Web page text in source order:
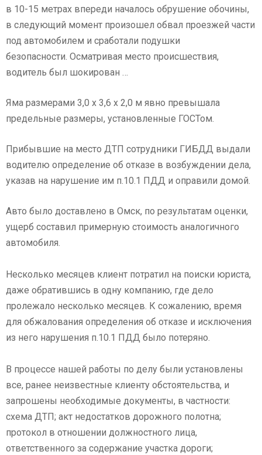
в 10-15 метрах впереди началось обрушение обочины,
в следующий момент произошел обвал проезжей части
под автомобилем и сработали подушки
безопасности. Осматривая место происшествия,
водитель был шокирован …
Яма размерами 3,0 х 3,6 х 2,0 м явно превышала
предельные размеры, установленные ГОСТом.
Прибывшие на место ДТП сотрудники ГИБДД выдали
водителю определение об отказе в возбуждении дела,
указав на нарушение им п.10.1 ПДД и оправили домой.
Авто было доставлено в Омск, по результатам оценки,
ущерб составил примерную стоимость аналогичного
автомобиля.
Несколько месяцев клиент потратил на поиски юриста,
даже обратившись в одну компанию, где дело
пролежало несколько месяцев. К сожалению, время
для обжалования определения об отказе и исключения
из него нарушения п.10.1 ПДД было потеряно.
В процессе нашей работы по делу были установлены
все, ранее неизвестные клиенту обстоятельства, и
запрошены необходимые документы, в частности:
схема ДТП; акт недостатков дорожного полотна;
протокол в отношении должностного лица,
ответственного за содержание участка дороги;